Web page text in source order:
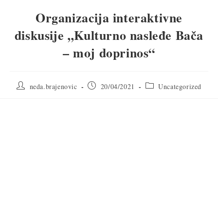
Organizacija interaktivne
diskusije „Kulturno nasleđe Bača
– moj doprinos“
neda.brajenovic 20/04/2021 Uncategorized